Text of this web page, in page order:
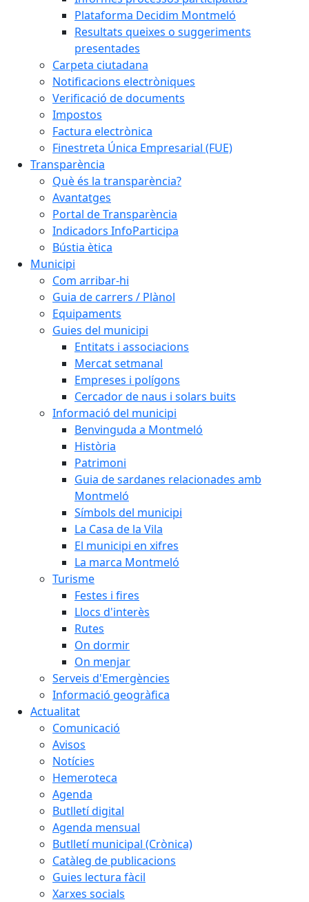
Plataforma Decidim Montmeló
Resultats queixes o suggeriments
presentades
Carpeta ciutadana
Notificacions electròniques
Verificació de documents
Impostos
Factura electrònica
Finestreta Única Empresarial (FUE)
Transparència
Què és la transparència?
Avantatges
Portal de Transparència
Indicadors InfoParticipa
Bústia ètica
Municipi
Com arribar-hi
Guia de carrers / Plànol
Equipaments
Guies del municipi
Entitats i associacions
Mercat setmanal
Empreses i polígons
Cercador de naus i solars buits
Informació del municipi
Benvinguda a Montmeló
Història
Patrimoni
Guia de sardanes relacionades amb
Montmeló
Símbols del municipi
La Casa de la Vila
El municipi en xifres
La marca Montmeló
Turisme
Festes i fires
Llocs d'interès
Rutes
On dormir
On menjar
Serveis d'Emergències
Informació geogràfica
Actualitat
Comunicació
Avisos
Notícies
Hemeroteca
Agenda
Butlletí digital
Agenda mensual
Butlletí municipal (Crònica)
Catàleg de publicacions
Guies lectura fàcil
Xarxes socials